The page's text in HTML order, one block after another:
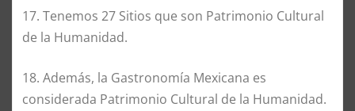
17. Tenemos 27 Sitios que son Patrimonio Cultural
de la Humanidad.
18. Además, la Gastronomía Mexicana es
considerada Patrimonio Cultural de la Humanidad.